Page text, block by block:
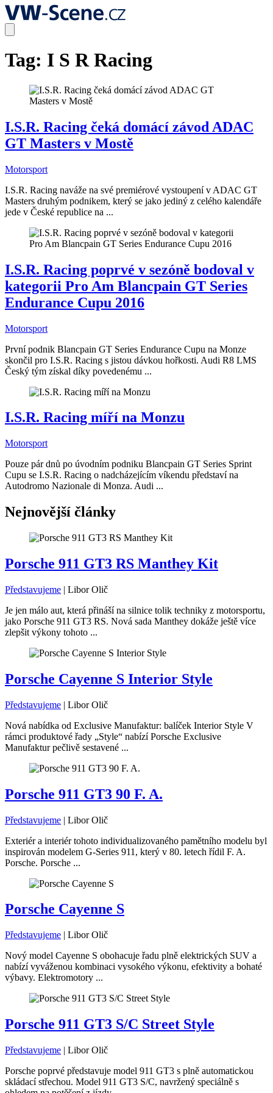
Tag: I S R Racing
I.S.R. Racing čeká domácí závod ADAC
GT Masters v Mostě
Motorsport
I.S.R. Racing naváže na své premiérové vystoupení v ADAC GT
Masters druhým podnikem, který se jako jediný z celého kalendáře
jede v České republice na ...
I.S.R. Racing poprvé v sezóně bodoval v
kategorii Pro Am Blancpain GT Series
Endurance Cupu 2016
Motorsport
První podnik Blancpain GT Series Endurance Cupu na Monze
skončil pro I.S.R. Racing s jistou dávkou hořkosti. Audi R8 LMS
Český tým získal díky povedenému ...
I.S.R. Racing míří na Monzu
Motorsport
Pouze pár dnů po úvodním podniku Blancpain GT Series Sprint
Cupu se I.S.R. Racing o nadcházejícím víkendu představí na
Autodromo Nazionale di Monza. Audi ...
Nejnovější články
Porsche 911 GT3 RS Manthey Kit
Představujeme | Libor Olič
Je jen málo aut, která přináší na silnice tolik techniky z motorsportu,
jako Porsche 911 GT3 RS. Nová sada Manthey dokáže ještě více
zlepšit výkony tohoto ...
Porsche Cayenne S Interior Style
Představujeme | Libor Olič
Nová nabídka od Exclusive Manufaktur: balíček Interior Style V
rámci produktové řady „Style“ nabízí Porsche Exclusive
Manufaktur pečlivě sestavené ...
Porsche 911 GT3 90 F. A.
Představujeme | Libor Olič
Exteriér a interiér tohoto individualizovaného pamětního modelu byl
inspirován modelem G-Series 911, který v 80. letech řídil F. A.
Porsche. Porsche ...
Porsche Cayenne S
Představujeme | Libor Olič
Nový model Cayenne S obohacuje řadu plně elektrických SUV a
nabízí vyváženou kombinaci vysokého výkonu, efektivity a bohaté
výbavy. Elektromotory ...
Porsche 911 GT3 S/C Street Style
Představujeme | Libor Olič
Porsche poprvé představuje model 911 GT3 s plně automatickou
skládací střechou. Model 911 GT3 S/C, navržený speciálně s